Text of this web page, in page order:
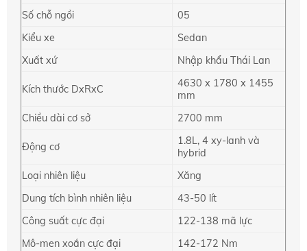
Số chỗ ngồi
05
Kiểu xe
Sedan
Xuất xứ
Nhập khẩu Thái Lan
Kích thước DxRxC
4630 x 1780 x 1455
mm
Chiều dài cơ sở
2700 mm
Động cơ
1.8L, 4 xy-lanh và
hybrid
Loại nhiên liệu
Xăng
Dung tích bình nhiên liệu
43-50 lít
Công suất cực đại
122-138 mã lực
Mô-men xoắn cực đại
142-172 Nm